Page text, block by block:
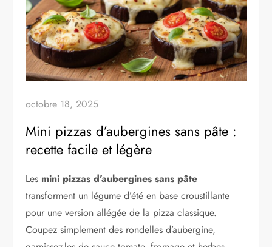
octobre 18, 2025
Mini pizzas d’aubergines sans pâte :
recette facile et légère
Les mini pizzas d’aubergines sans pâte
transforment un légume d’été en base croustillante
pour une version allégée de la pizza classique.
Coupez simplement des rondelles d’aubergine,